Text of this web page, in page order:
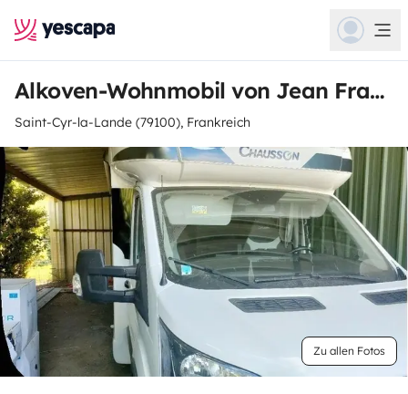
Alkoven-Wohnmobil von Jean François
Saint-Cyr-la-Lande (79100), Frankreich
Zu allen Fotos